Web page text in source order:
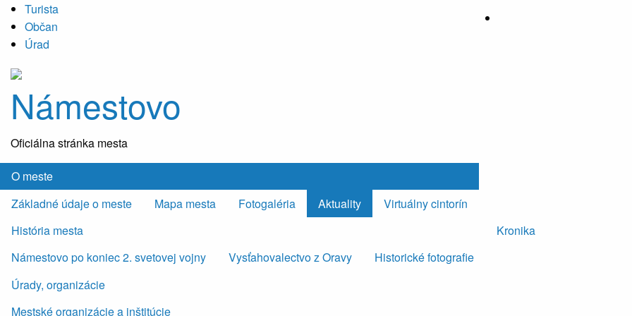
Turista
Občan
Úrad
Námestovo
Oficiálna stránka mesta
O meste
Základné údaje o meste
Mapa mesta Fotogaléria Aktuality
Virtuálny cintorín
História mesta
Námestovo po koniec 2. svetovej vojny
Vysťahovalectvo z Oravy Historické fotografie
Kronika
Úrady, organizácie
Mestské organizácie a inštitúcie